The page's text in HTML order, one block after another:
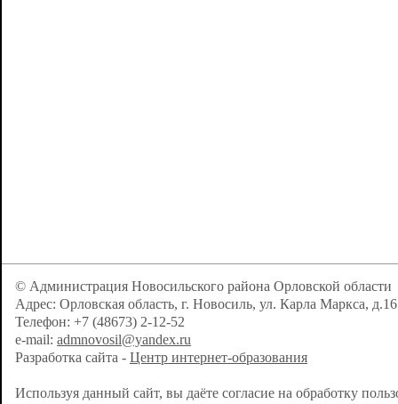
© Администрация Новосильского района Орловской области
Адрес: Орловская область, г. Новосиль, ул. Карла Маркса, д.16
Телефон: +7 (48673) 2-12-52
e-mail: admnovosil@yandex.ru
Разработка сайта - Центр интернет-образования
Используя данный сайт, вы даёте согласие на обработку